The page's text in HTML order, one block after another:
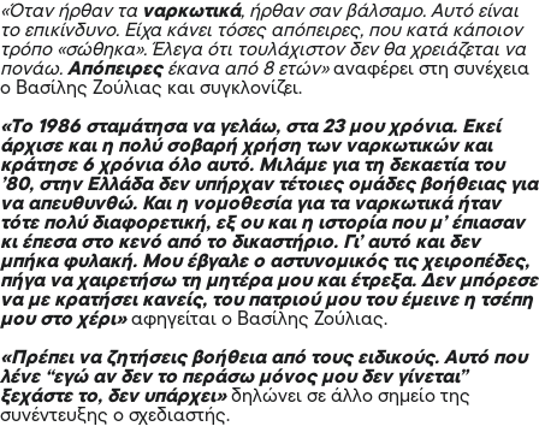
«Όταν ήρθαν τα ναρκωτικά, ήρθαν σαν βάλσαμο. Αυτό είναι
το επικίνδυνο. Είχα κάνει τόσες απόπειρες, που κατά κάποιον
τρόπο «σώθηκα». Έλεγα ότι τουλάχιστον δεν θα χρειάζεται να
πονάω. Απόπειρεςέκανα από 8 ετών»αναφέρει στη συνέχεια
ο Βασίλης Ζούλιας και συγκλονίζει.
«Το 1986 σταμάτησα να γελάω, στα 23 μου χρόνια. Εκεί
άρχισε και η πολύ σοβαρή χρήση των ναρκωτικών και
κράτησε 6 χρόνια όλο αυτό. Μιλάμε για τη δεκαετία του
’80, στην Ελλάδα δεν υπήρχαν τέτοιες ομάδες βοήθειας για
να απευθυνθώ. Και η νομοθεσία για τα ναρκωτικά ήταν
τότε πολύ διαφορετική, εξ ου και η ιστορία που μ’ έπιασαν
κι έπεσα στο κενό από το δικαστήριο. Γι’ αυτό και δεν
μπήκα φυλακή. Μου έβγαλε ο αστυνομικός τις χειροπέδες,
πήγα να χαιρετήσω τη μητέρα μου και έτρεξα. Δεν μπόρεσε
να με κρατήσει κανείς, του πατριού μου του έμεινε η τσέπη
μου στο χέρι»αφηγείται ο Βασίλης Ζούλιας.
«Πρέπει να ζητήσεις βοήθεια από τους ειδικούς. Αυτό που
λένε “εγώ αν δεν το περάσω μόνος μου δεν γίνεται”
ξεχάστε το, δεν υπάρχει»δηλώνει σε άλλο σημείο της
συνέντευξης ο σχεδιαστής.